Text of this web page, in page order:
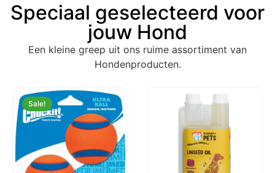
Speciaal geselecteerd voor
jouw Hond
Een kleine greep uit ons ruime assortiment van
Hondenproducten.
Sale!